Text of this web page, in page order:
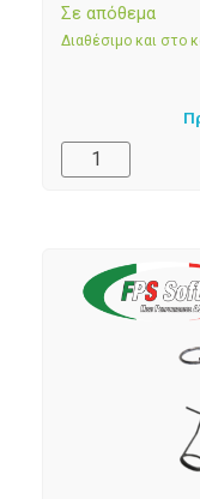
Σε απόθεμα
Διαθέσιμο και στο